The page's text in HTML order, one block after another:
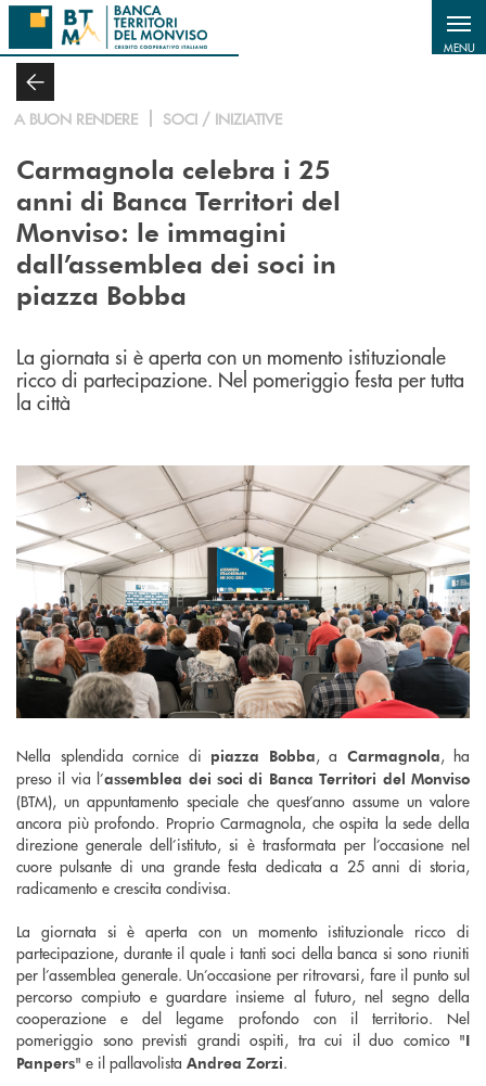
Salta al contenuto principale
MENU
A BUON RENDERE SOCI / INIZIATIVE
Carmagnola celebra i 25
anni di Banca Territori del
Monviso: le immagini
dall’assemblea dei soci in
piazza Bobba
La giornata si è aperta con un momento istituzionale
ricco di partecipazione. Nel pomeriggio festa per tutta
la città
Nella splendida cornice di piazza Bobba, a Carmagnola, ha
preso il via l’assemblea dei soci di Banca Territori del Monviso
(BTM), un appuntamento speciale che quest’anno assume un valore
ancora più profondo. Proprio Carmagnola, che ospita la sede della
direzione generale dell’istituto, si è trasformata per l’occasione nel
cuore pulsante di una grande festa dedicata a 25 anni di storia,
radicamento e crescita condivisa.
La giornata si è aperta con un momento istituzionale ricco di
partecipazione, durante il quale i tanti soci della banca si sono riuniti
per l’assemblea generale. Un’occasione per ritrovarsi, fare il punto sul
percorso compiuto e guardare insieme al futuro, nel segno della
cooperazione e del legame profondo con il territorio. Nel
pomeriggio sono previsti grandi ospiti, tra cui il duo comico "I
Panpers" e il pallavolista Andrea Zorzi.